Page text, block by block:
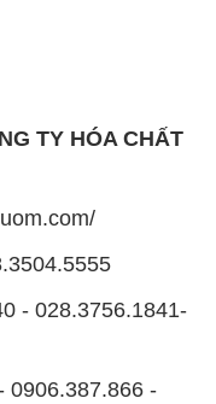
TY HÓA CHẤT
- 028.3756.1841-
0906.387.866 -